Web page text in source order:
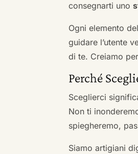
consegnarti uno
Ogni elemento
guidare l’utente
di te. Creiamo
Perché
Sceglierci
Non ti
spiegheremo,
Siamo artigiani